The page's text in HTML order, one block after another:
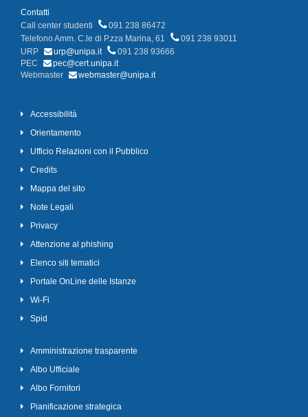
Contatti
Call center studenti
091 238 86472
Telefono Amm. C.le di P.zza Marina, 61
091 238 93011
URP
urp@unipa.it
091 238 93666
PEC
pec@cert.unipa.it
Webmaster
webmaster@unipa.it
Accessibilità
Orientamento
Ufficio Relazioni con il Pubblico
Credits
Mappa del sito
Note Legali
Privacy
Attenzione al phishing
Elenco siti tematici
Portale OnLine delle Istanze
Wi-Fi
Spid
Amministrazione trasparente
Albo Ufficiale
Albo Fornitori
Pianificazione strategica